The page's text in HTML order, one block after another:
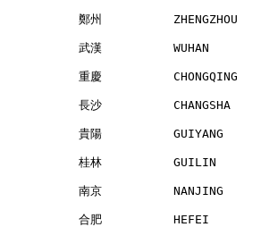
鄭州          ZHENGZHOU
武漢          WUHAN
重慶          CHONGQING
長沙          CHANGSHA
貴陽          GUIYANG
桂林          GUILIN
南京          NANJING
合肥          HEFEI